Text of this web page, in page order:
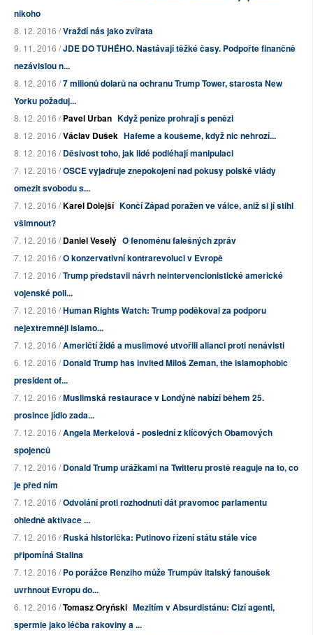
nikoho
8. 12. 2016 /Vraždí nás jako zvířata
9. 11. 2016 /JDE DO TUHÉHO. Nastávají těžké časy. Podpořte finančně
nezávislou n...
8. 12. 2016 /7 milionů dolarů na ochranu Trump Tower, starosta New
Yorku požaduj...
8. 12. 2016 /Pavel Urban Když peníze prohrají s penězi
8. 12. 2016 /Václav Dušek Hafeme a koušeme, když nic nehrozí...
8. 12. 2016 /Děsivost toho, jak lidé podléhají manipulaci
7. 12. 2016 /OSCE vyjadřuje znepokojení nad pokusy polské vlády
omezit svobodu s...
7. 12. 2016 /Karel Dolejší Končí Západ poražen ve válce, aniž si jí stihl
všimnout?
7. 12. 2016 /Daniel Veselý O fenoménu falešných zpráv
7. 12. 2016 /O konzervativní kontrarevoluci v Evropě
7. 12. 2016 /Trump představil návrh neintervencionistické americké
vojenské poli...
7. 12. 2016 /Human Rights Watch: Trump poděkoval za podporu
nejextremněji islamo...
7. 12. 2016 /Američtí židé a muslimové utvořili alianci proti nenávisti
6. 12. 2016 /Donald Trump has invited Miloš Zeman, the islamophobic
president of...
7. 12. 2016 /Muslimská restaurace v Londýně nabízí během 25.
prosince jídlo zada...
7. 12. 2016 /Angela Merkelová - poslední z klíčových Obamových
spojenců
7. 12. 2016 /Donald Trump urážkami na Twitteru prostě reaguje na to, co
je před ním
7. 12. 2016 /Odvolání proti rozhodnutí dát pravomoc parlamentu
ohledně aktivace ...
7. 12. 2016 /Ruská historička: Putinovo řízení státu stále více
připomíná Stalina
7. 12. 2016 /Po porážce Renziho může Trumpův italský fanoušek
uvrhnout Evropu do...
6. 12. 2016 /Tomasz Oryński Mezitím v Absurdistánu: Cizí agenti,
spermie jako léčba rakoviny a ...